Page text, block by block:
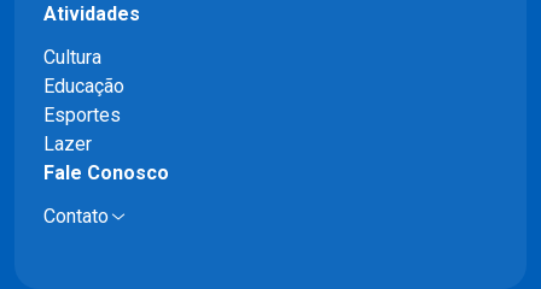
Atividades
Cultura
Educação
Esportes
Lazer
Fale Conosco
Contato